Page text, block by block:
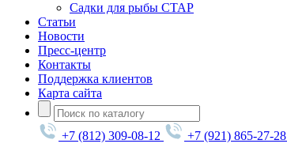
Садки для рыбы СТАР
Статьи
Новости
Пресс-центр
Контакты
Поддержка клиентов
Карта сайта
+7 (812) 309-08-12 +7 (921) 865-27-28